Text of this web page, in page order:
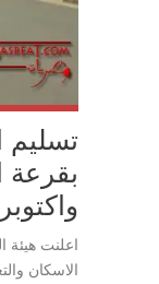
تسليم
واكتوبر
اعلنت هيئة
الاسكان